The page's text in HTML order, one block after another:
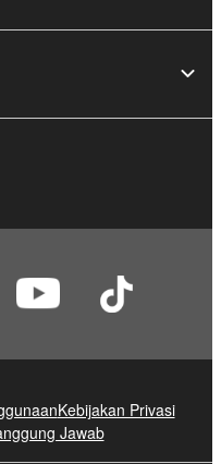
Kebijakan Privasi
Jawab